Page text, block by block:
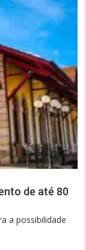
de até 80
a possibilidade